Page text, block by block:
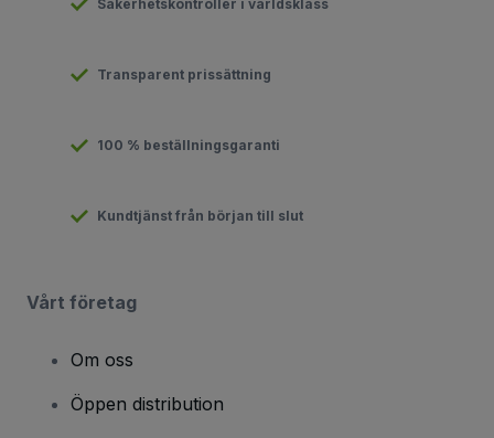
Säkerhetskontroller i världsklass
Transparent prissättning
100 % beställningsgaranti
Kundtjänst från början till slut
Vårt företag
Om oss
Öppen distribution